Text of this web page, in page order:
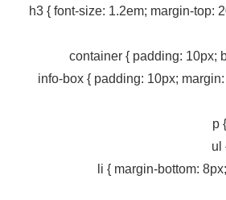
h3 { font-size: 1.2em; margin-top:
.info-box { padding: 10px;
p
ul
li { margin-bottom: